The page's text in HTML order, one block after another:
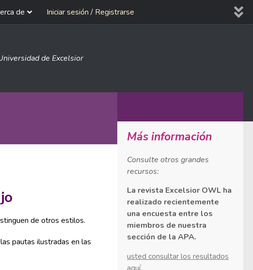
de Iniciar sesión / Registrarse
de Excelsior
de otros estilos.
pautas ilustradas en las
Más información
Consulte otros grandes
recursos:
La revista Excelsior OWL ha
realizado recientemente
una encuesta entre los
miembros de nuestra
sección de la APA.
usted consultar los resultados